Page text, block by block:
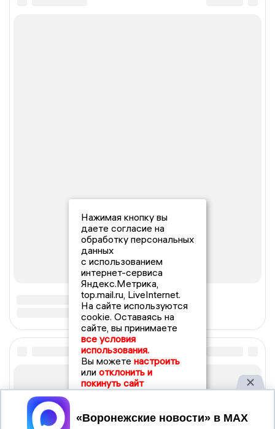
Нажимая кнопку вы
даете согласие на
обработку персональных
данных
с использованием
интернет-сервиса
Яндекс.Метрика,
top.mail.ru, LiveInternet.
На сайте используются
cookie. Оставаясь на
сайте, вы принимаете
все условия
использования.
Вы можете настроить
или отклонить и
покинуть сайт
Принять